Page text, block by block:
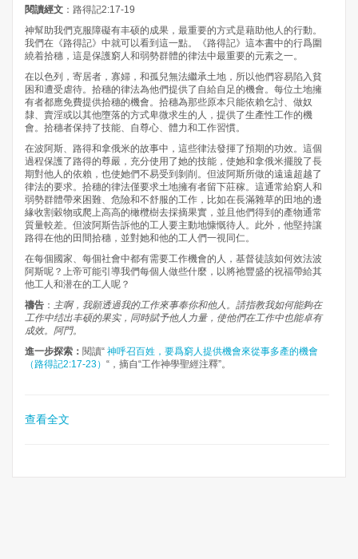
閱讀經文 ：路得記2:17-19
神幫助我們克服障礙有丰硕的成果，最重要的方式是藉助他人的行動。
我們在《路得記》中就可以看到這一點。《路得記》這本書中的行爲圍
繞着拾穗，這是保護窮人和弱勢群體的律法中最重要的元素之一。
在以色列，寄居者，寡婦，和孤兒無法繼承土地，所以他們容易陷入貧
困和遭受虐待。拾穗的律法為他們提供了自給自足的機會。每位土地擁
有者都應免費提供拾穗的機會。拾穗為那些原本只能依賴乞討、做奴
隸、賣淫或以其他墮落的方式卑微求生的人，提供了生產性工作的機
會。拾穗者保持了技能、自尊心、體力和工作習慣。
在波阿斯、路得和拿俄米的故事中，這些律法發揮了預期的功效。這個
過程保護了路得的尊嚴，充分使用了她的技能，使她和拿俄米擺脫了長
期對他人的依賴，也使她們不易受到剝削。但波阿斯所做的遠遠超越了
律法的要求。拾穗的律法僅要求土地擁有者留下莊稼。這通常給窮人和
弱勢群體帶來困難、危險和不舒服的工作，比如在長滿雜草的田地的邊
緣收割穀物或爬上高高的橄欖樹去採摘果實，並且他們得到的產物通常
質量較差。但波阿斯告訴他的工人要主動地慷慨待人。此外，他堅持讓
路得在他的田間拾穗，並對她和他的工人們一視同仁。
在每個國家、每個社會中都有需要工作機會的人，基督徒該如何效法波
阿斯呢？上帝可能引導我們每個人做些什麼，以將祂豐盛的祝福帶給其
他工人和潜在的工人呢？
禱告 ： 主啊，我願透過我的工作來事奉你和他人。請指教我如何能夠在
工作中结出丰硕的果实，同時賦予他人力量，使他們在工作中也能卓有
成效。阿門。
進一步探索： 閱讀“ 神呼召百姓，要爲窮人提供機會來從事多產的機會
（路得記2:17-23） “，摘自“工作神學聖經注釋”。
查看全文